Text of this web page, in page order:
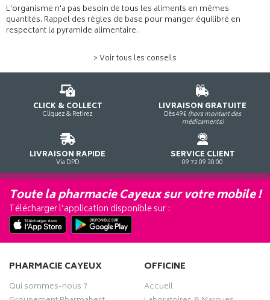
L'organisme n'a pas besoin de tous les aliments en mêmes
quantités. Rappel des règles de base pour manger équilibré en
respectant la pyramide alimentaire.
> Voir tous les conseils
CLICK & COLLECT
Cliquez & Retirez
LIVRAISON GRATUITE
Dès 49€ (hors montant des
médicaments)
LIVRAISON RAPIDE
Via DPD
SERVICE CLIENT
09 72 09 30 00
Toute la pharmacie Cayeux sur votre mobile !
Télécharger l’application disponible sur :
PHARMACIE CAYEUX
Qui sommes-nous ?
OFFICINE
Accueil